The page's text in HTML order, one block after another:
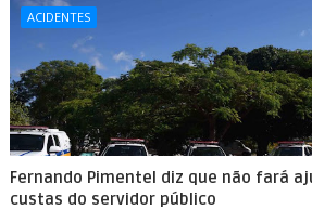
ACIDENTES
Fernando Pimentel diz que não fará
custas do servidor público